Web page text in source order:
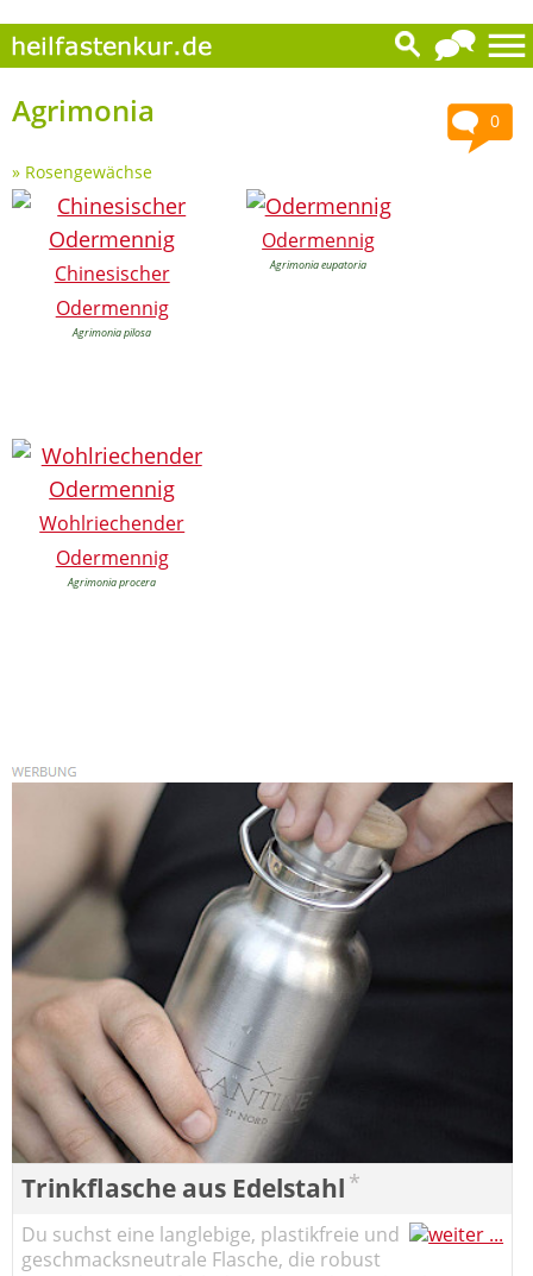
0
Agrimonia
» Rosengewächse
Chinesischer
Odermennig
Agrimonia pilosa
Odermennig
Agrimonia eupatoria
Wohlriechender
Odermennig
Agrimonia procera
Trinkflasche aus Edelstahl *
Du suchst eine langlebige, plastikfreie und
geschmacksneutrale Flasche, die robust